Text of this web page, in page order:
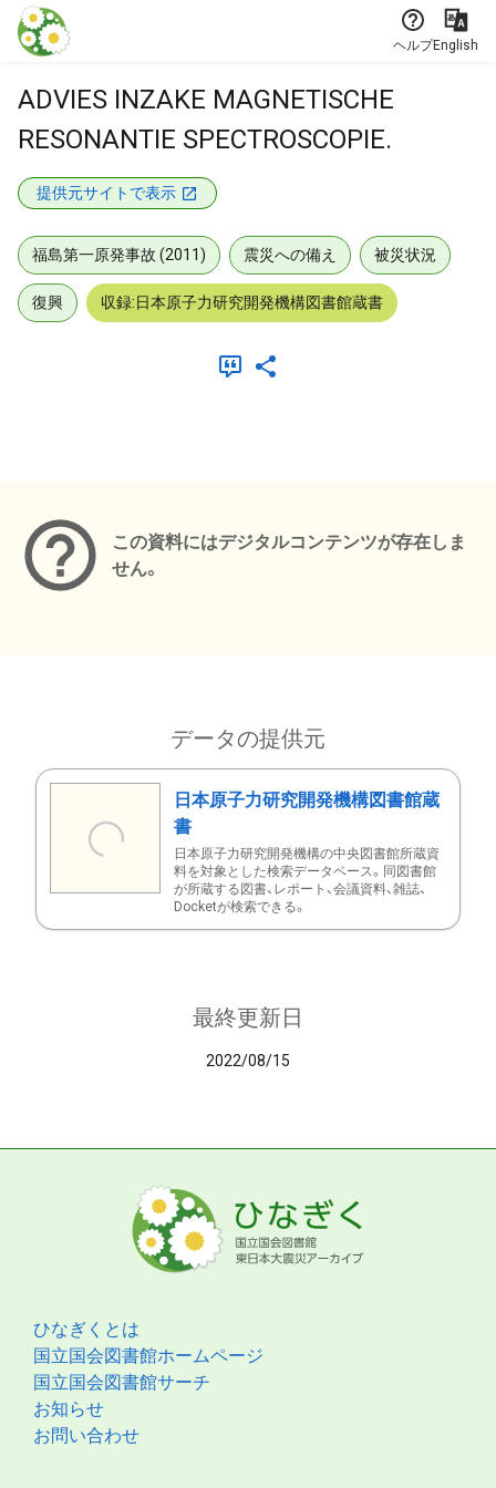
本文に飛ぶ
ヘルプEnglish
ADVIES INZAKE MAGNETISCHE
RESONANTIE SPECTROSCOPIE.
提供元サイトで表示
福島第一原発事故 (2011) 震災への備え 被災状況
復興 収録:日本原子力研究開発機構図書館蔵書
この資料にはデジタルコンテンツが存在しま
せん。
データの提供元
日本原子力研究開発機構図書館蔵
書
日本原子力研究開発機構の中央図書館所蔵資
料を対象とした検索データベース。同図書館
が所蔵する図書、レポート、会議資料、雑誌、
Docketが検索できる。
最終更新日
2022/08/15
ひなぎくとは
国立国会図書館ホームページ
国立国会図書館サーチ
お知らせ
お問い合わせ